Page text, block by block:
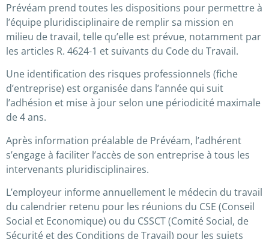
Prévéam prend toutes les dispositions pour permettre à
l’équipe pluridisciplinaire de remplir sa mission en
milieu de travail, telle qu’elle est prévue, notamment par
les articles R. 4624-1 et suivants du Code du Travail.
Une identification des risques professionnels (fiche
d’entreprise) est organisée dans l’année qui suit
l’adhésion et mise à jour selon une périodicité maximale
de 4 ans.
Après information préalable de Prévéam, l’adhérent
s’engage à faciliter l’accès de son entreprise à tous les
intervenants pluridisciplinaires.
L’employeur informe annuellement le médecin du travail
du calendrier retenu pour les réunions du CSE (Conseil
Social et Economique) ou du CSSCT (Comité Social, de
Sécurité et des Conditions de Travail) pour les sujets